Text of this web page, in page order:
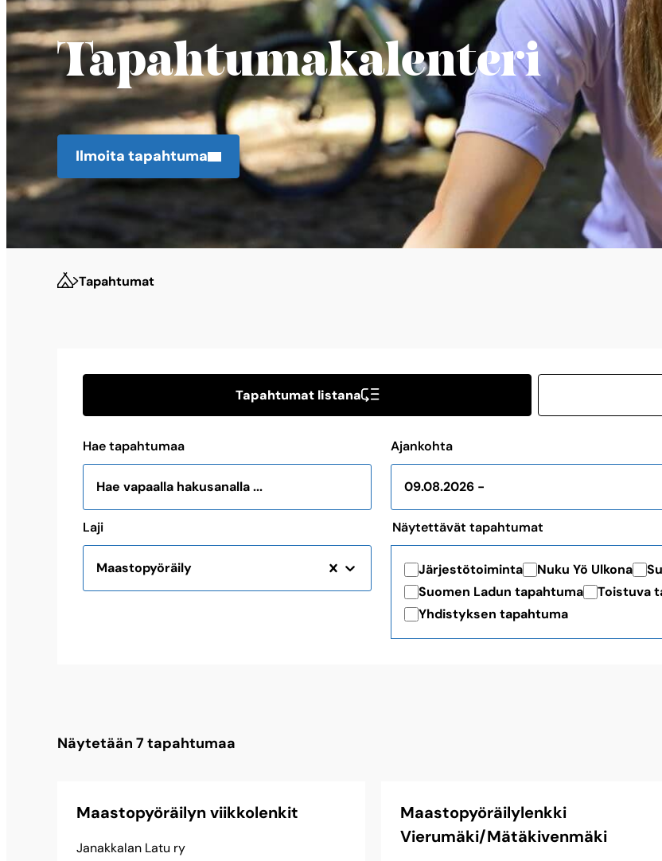
Tapahtumakalenteri
Ilmoita tapahtuma
Tapahtumat
Tapahtumat listana
Hae tapahtumaa Ajankohta
Laji
Maastopyöräily
Näytettävät tapahtumat
Järjestötoiminta Nuku Yö Ulkona
Suomen Ladun tapahtuma
Toistuva
Yhdistyksen tapahtuma
Näytetään 7tapahtumaa
Maastopyöräilyn viikkolenkit
Janakkalan Latu ry
Maastopyöräilylenkki
Vierumäki/Mätäkivenmäki